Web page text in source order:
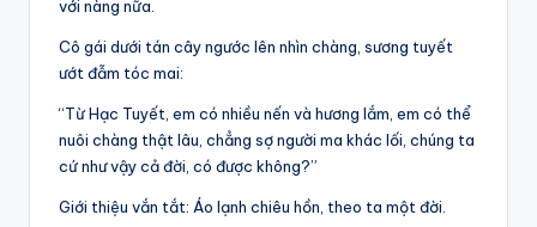
với nàng nữa.
Cô gái dưới tán cây ngước lên nhìn chàng, sương tuyết
ướt đẫm tóc mai:
“Từ Hạc Tuyết, em có nhiều nến và hương lắm, em có thể
nuôi chàng thật lâu, chẳng sợ người ma khác lối, chúng ta
cứ như vậy cả đời, có được không?”
Giới thiệu vắn tắt: Áo lạnh chiêu hồn, theo ta một đời.